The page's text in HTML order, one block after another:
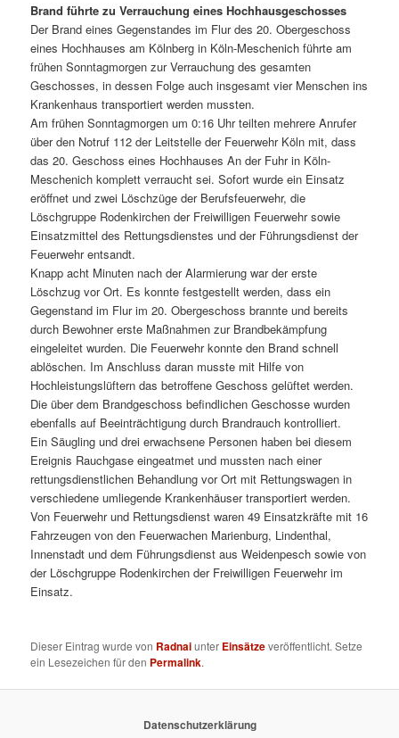
Brand führte zu Verrauchung eines Hochhausgeschosses
Der Brand eines Gegenstandes im Flur des 20. Obergeschoss
eines Hochhauses am Kölnberg in Köln-Meschenich führte am
frühen Sonntagmorgen zur Verrauchung des gesamten
Geschosses, in dessen Folge auch insgesamt vier Menschen ins
Krankenhaus transportiert werden mussten.
Am frühen Sonntagmorgen um 0:16 Uhr teilten mehrere Anrufer
über den Notruf 112 der Leitstelle der Feuerwehr Köln mit, dass
das 20. Geschoss eines Hochhauses An der Fuhr in Köln-
Meschenich komplett verraucht sei. Sofort wurde ein Einsatz
eröffnet und zwei Löschzüge der Berufsfeuerwehr, die
Löschgruppe Rodenkirchen der Freiwilligen Feuerwehr sowie
Einsatzmittel des Rettungsdienstes und der Führungsdienst der
Feuerwehr entsandt.
Knapp acht Minuten nach der Alarmierung war der erste
Löschzug vor Ort. Es konnte festgestellt werden, dass ein
Gegenstand im Flur im 20. Obergeschoss brannte und bereits
durch Bewohner erste Maßnahmen zur Brandbekämpfung
eingeleitet wurden. Die Feuerwehr konnte den Brand schnell
ablöschen. Im Anschluss daran musste mit Hilfe von
Hochleistungslüftern das betroffene Geschoss gelüftet werden.
Die über dem Brandgeschoss befindlichen Geschosse wurden
ebenfalls auf Beeinträchtigung durch Brandrauch kontrolliert.
Ein Säugling und drei erwachsene Personen haben bei diesem
Ereignis Rauchgase eingeatmet und mussten nach einer
rettungsdienstlichen Behandlung vor Ort mit Rettungswagen in
verschiedene umliegende Krankenhäuser transportiert werden.
Von Feuerwehr und Rettungsdienst waren 49 Einsatzkräfte mit 16
Fahrzeugen von den Feuerwachen Marienburg, Lindenthal,
Innenstadt und dem Führungsdienst aus Weidenpesch sowie von
der Löschgruppe Rodenkirchen der Freiwilligen Feuerwehr im
Einsatz.
Dieser Eintrag wurde von Radnaiunter Einsätzeveröffentlicht. Setze
ein Lesezeichen für den Permalink.
Datenschutzerklärung